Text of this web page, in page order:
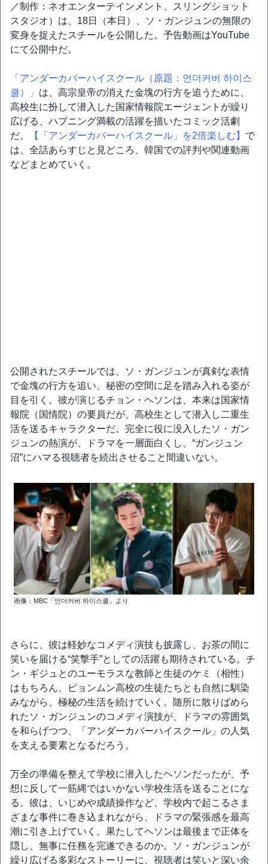
／制作：ネオエンターテインメント、スリングショット
スタジオ）は、18日（本日）、ソ・ガンジュンの無限の
変身を捉えたスチールを公開した。予告動画はYouTube
にて公開中だ。
「アンダーカバーハイスクール（原題：언더커버 하이스
쿨）」 は、高宗皇帝の消えた金塊の行方を追うために、
高校生に扮して潜入した国家情報院エージェントが繰り
広げる、ハプニング満載の活躍を描いたコミック活劇
だ。
【「アンダーカバーハイスクール」を2倍楽しむ】 で
は、全話あらすじと見どころ、韓国での評判や関連動画
などまとめていく。
公開されたスチールでは、ソ・ガンジュンが真剣な表情
で金塊の行方を追い、秘密の空間に足を踏み入れる姿が
目を引く。彼が演じるチョン・ヘソンは、本来は国家情
報院（国情院）の要員だが、高校生として潜入し二重生
活を送るキャラクターだ。完全に役に没入したソ・ガン
ジュンの熱演が、ドラマを一層面白くし、“ガンジュン
沼”にハマる視聴者を続出させること間違いない。
画像：MBC「언더커버 하이스쿨」より
さらに、彼は軽妙なコメディ演技も披露し、お茶の間に
笑いを届ける“笑撃手”としての活躍も期待されている。チ
ン・ギジュとのユーモラスな教師と生徒のケミ（相性）
はもちろん、ピョンムン高校の生徒たちとも自然に馴染
みながら、極秘の生活を続けていく。随所に散りばめら
れたソ・ガンジュンのコメディ演技が、ドラマの雰囲気
を和らげつつ、「アンダーカバーハイスクール」の人気
を支える要素となるだろう。
万全の準備を整えて学校に潜入したヘソンだったが、予
想に反して一筋縄ではいかない学校生活を送ることにな
る。彼は、いじめや成績操作など、学校内で起こるさま
ざまな事件に巻き込まれながら、ドラマの緊張感を最高
潮に引き上げていく。果たしてヘソンは最後まで正体を
隠し、無事に任務を完遂できるのか。ソ・ガンジュンが
繰り広げる多彩なストーリーに、視聴者は笑いと深い余